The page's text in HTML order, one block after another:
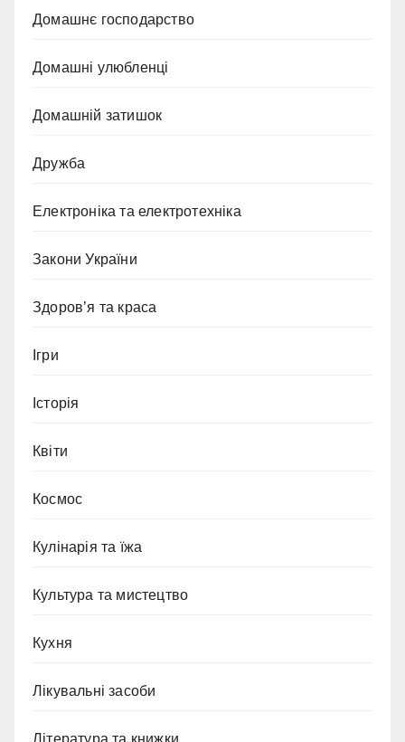
Домашнє господарство
Домашні улюбленці
Домашній затишок
Дружба
Електроніка та електротехніка
Закони України
Здоров’я та краса
Ігри
Історія
Квіти
Космос
Кулінарія та їжа
Культура та мистецтво
Кухня
Лікувальні засоби